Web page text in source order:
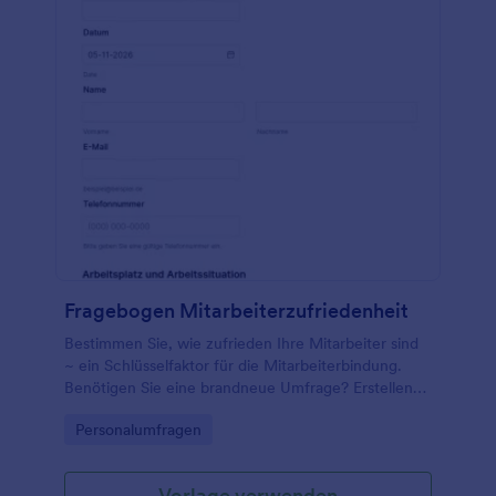
und die Eingabetabelle zur Datenerfassung. Sie
können das Logo und das Farbdesign mit dem
Fragebogen Mitarbeiterzufriedenheit
Bestimmen Sie, wie zufrieden Ihre Mitarbeiter sind
~ ein Schlüsselfaktor für die Mitarbeiterbindung.
Benötigen Sie eine brandneue Umfrage? Erstellen
von Grund auf neu!
Go to Category:
Personalumfragen